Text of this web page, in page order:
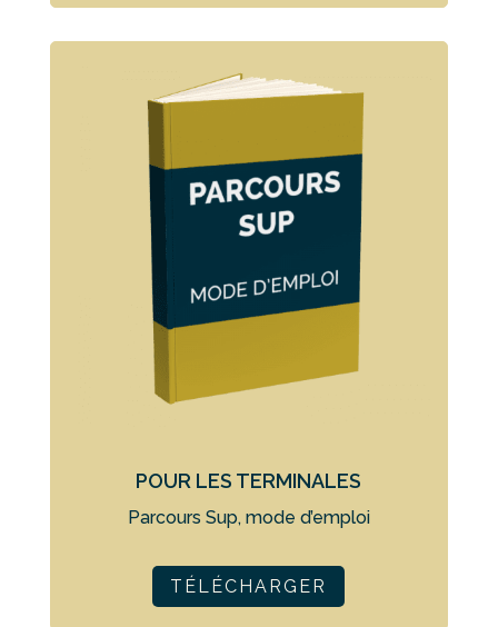
POUR LES TERMINALES
Parcours Sup, mode d’emploi
TÉLÉCHARGER